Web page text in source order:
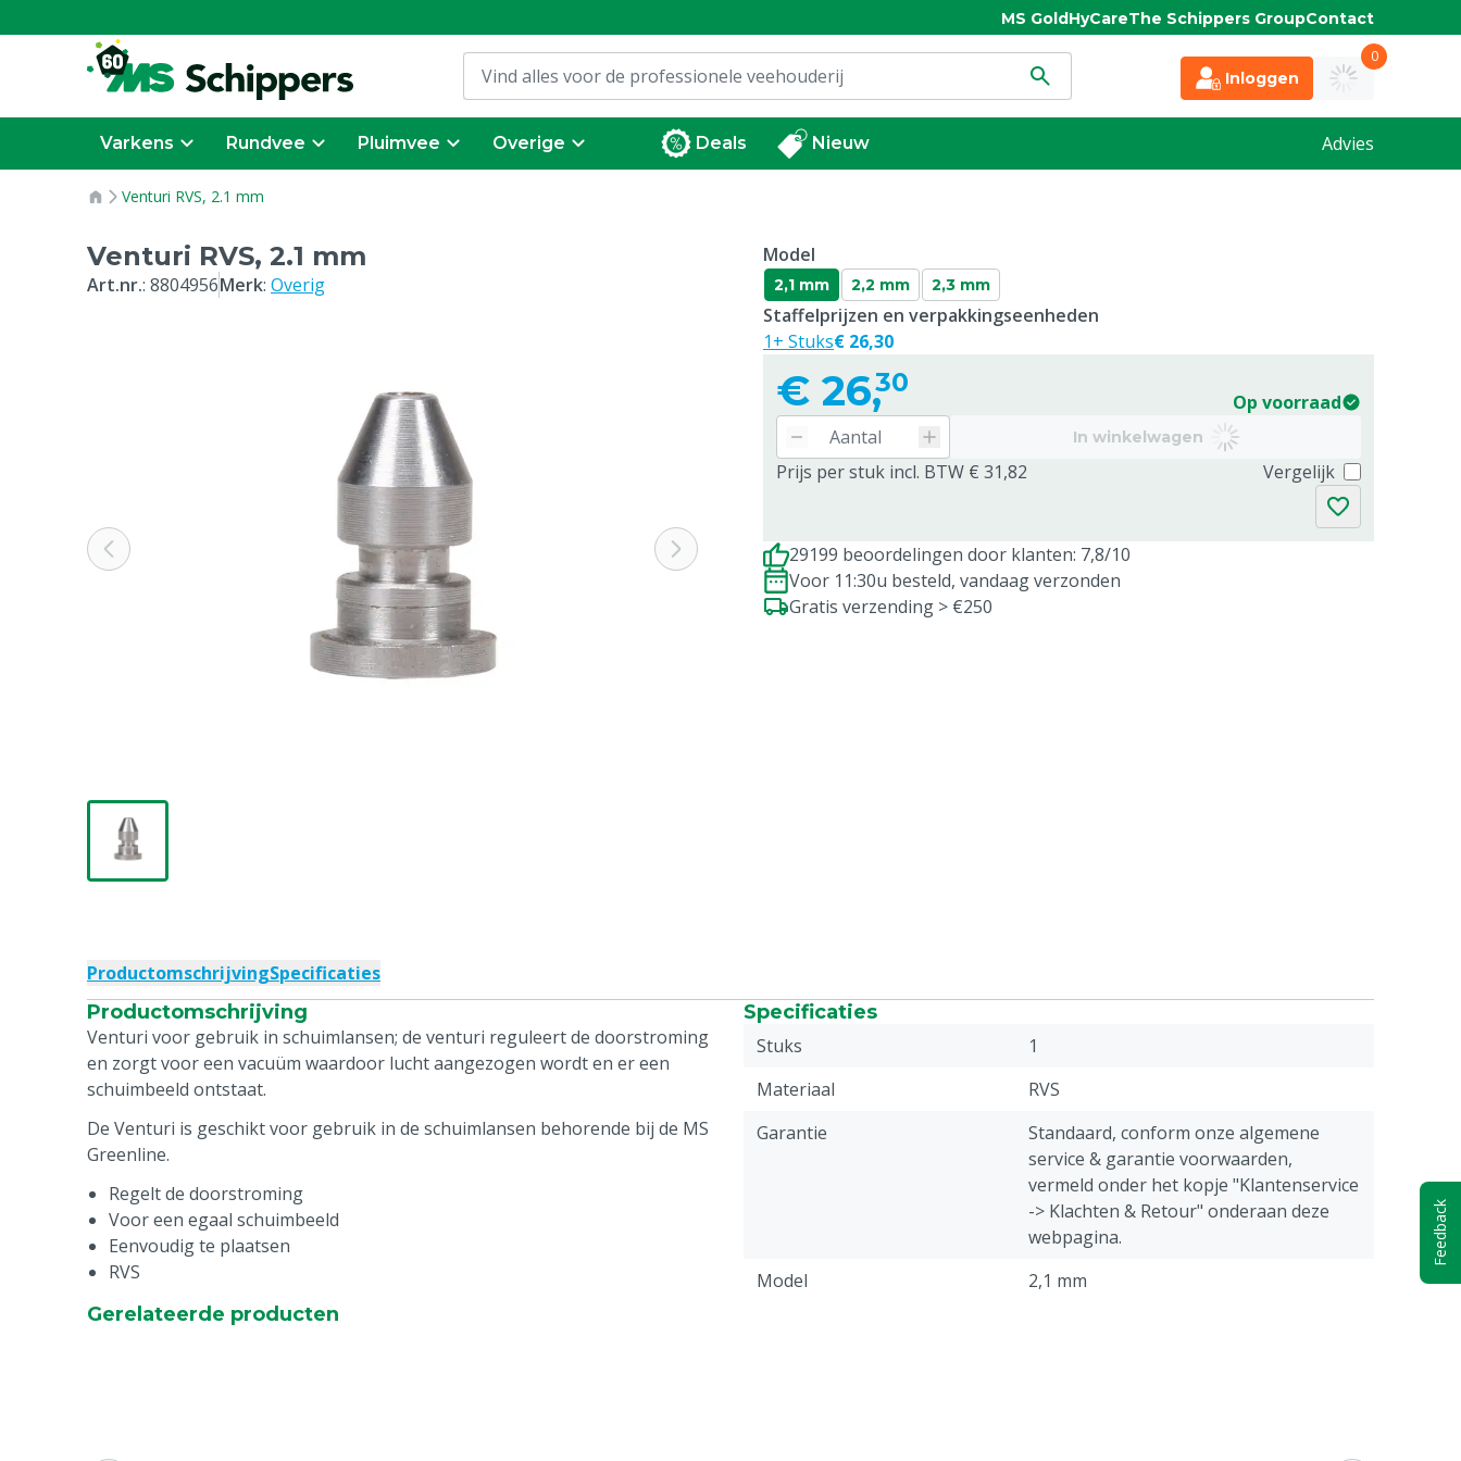
MS GoldHyCareThe Schippers GroupContact
Inloggen
0
Varkens Rundvee Pluimvee Overige Deals Nieuw Advies
Venturi RVS, 2.1 mm
Venturi RVS, 2.1 mm
Art.nr.: 8804956Merk: Overig
Model
2,1 mm 2,2 mm 2,3 mm
€ 26,30
Op voorraad
In winkelwagen
Prijs per stuk incl. BTW € 31,82 Vergelijk
Staffelprijzen en verpakkingseenheden
1+ Stuks€ 26,30
29199 beoordelingen door klanten: 7,8/10
Voor 11:30u besteld, vandaag verzonden
Gratis verzending > €250
ProductomschrijvingSpecificaties
Productomschrijving
Venturi voor gebruik in schuimlansen; de venturi reguleert de doorstroming
en zorgt voor een vacuüm waardoor lucht aangezogen wordt en er een
schuimbeeld ontstaat.
De Venturi is geschikt voor gebruik in de schuimlansen behorende bij de MS
Greenline.
Regelt de doorstroming
Voor een egaal schuimbeeld
Eenvoudig te plaatsen
RVS
Specificaties
Stuks
1
Materiaal
RVS
Garantie
Standaard, conform onze algemene
service & garantie voorwaarden,
vermeld onder het kopje "Klantenservice
-> Klachten & Retour" onderaan deze
webpagina.
Model
2,1 mm
Gerelateerde producten
Feedback